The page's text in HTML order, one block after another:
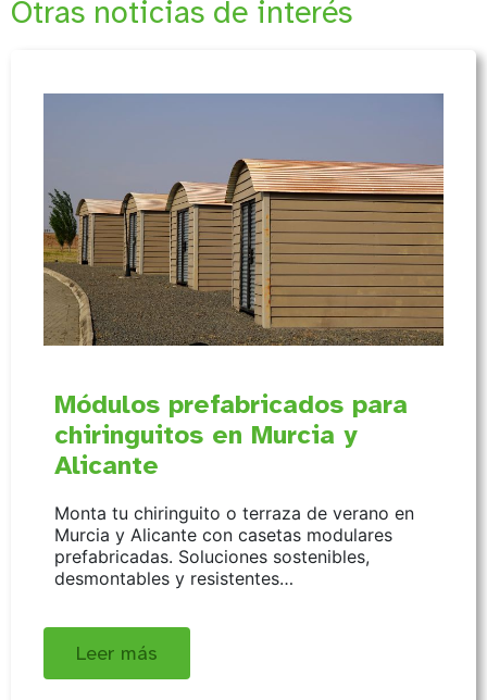
Otras noticias de interés
Módulos prefabricados para
chiringuitos en Murcia y
Alicante
Monta tu chiringuito o terraza de verano en
Murcia y Alicante con casetas modulares
prefabricadas. Soluciones sostenibles,
desmontables y resistentes…
Leer más